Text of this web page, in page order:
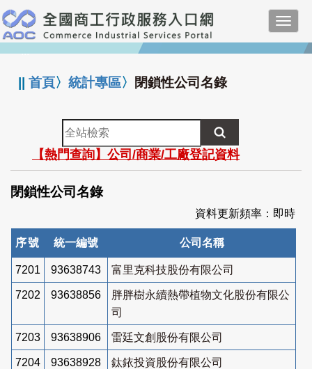
跳
到
主
要
:::
||首頁〉統計專區〉 閉鎖性公司名錄
全
站
檢
索
【熱門查詢】公司/商業/工廠登記資料
閉鎖性公司名錄
資料更新頻率：即時
序號 統一編號 公司名稱
7201 93638743 富里克科技股份有限公司
7202 93638856
胖胖樹永續熱帶植物文化股份有限公
司
7203 93638906 雷廷文創股份有限公司
7204 93638928 鈦銥投資股份有限公司